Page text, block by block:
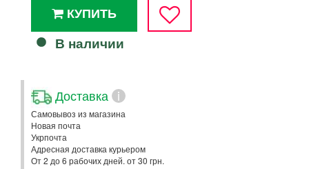
КУПИТЬ
В наличии
Доставка i
Самовывоз из магазина
Новая почта
Укрпочта
Адресная доставка курьером
От 2 до 6 рабочих дней. от 30 грн.